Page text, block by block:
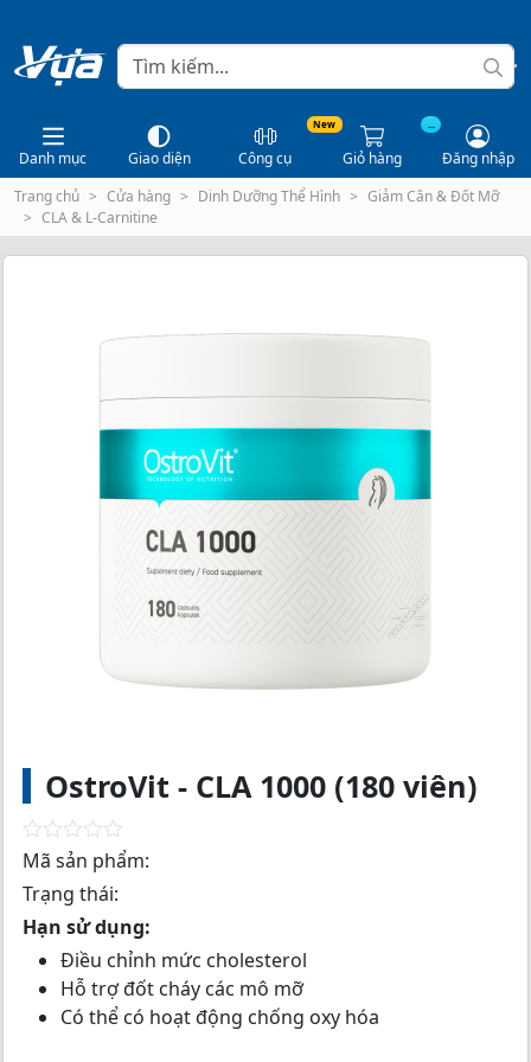
Danh mục Giao diện
New
Công cụ
...
Giỏ hàng
Đăng nhập
Trang chủ
Cửa hàng Dinh Dưỡng Thể Hình
Giảm Cân & Đốt Mỡ
CLA & L-Carnitine
OstroVit - CLA 1000 (180 viên)
R
t
d
Mã sản phẩm:
Trạng thái:
Hạn sử dụng:
Điều chỉnh mức cholesterol
Hỗ trợ đốt cháy các mô mỡ
Có thể có hoạt động chống oxy hóa